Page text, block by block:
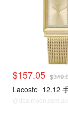
$157.05
Lacoste 12.12
@dealmoon.com.au